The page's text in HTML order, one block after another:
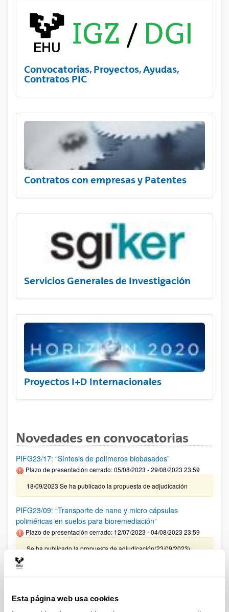
Esta página web usa cookies
Convocatorias, Proyectos, Ayudas,
Contratos PIC
Contratos con empresas y Patentes
Servicios Generales de Investigación
Proyectos I+D Internacionales
Novedades en convocatorias
PIFG23/17: “Síntesis de polímeros biobasados”
Plazo de presentación cerrado: 05/08/2023 - 29/08/2023 23:59
18/09/2023 Se ha publicado la propuesta de adjudicación
PIFG23/09: “Transporte de nano y micro cápsulas
poliméricas en suelos para bioremediación”
Plazo de presentación cerrado: 12/07/2023 - 04/08/2023 23:59
Se ha publicado la propuesta de adjudicación(23/09/2023)
PIFG23/16: “Diseño e implementación de sistemas de
potencia para fuentes de energías renovables. “
Plazo de presentación cerrado: 26/07/2023 - 18/08/2023 23:59